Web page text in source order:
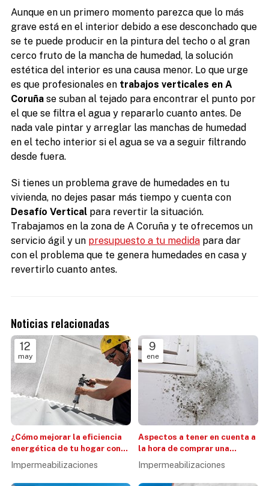
Aunque en un primero momento parezca que lo más
grave está en el interior debido a ese desconchado que
se te puede producir en la pintura del techo o al gran
cerco fruto de la mancha de humedad, la solución
estética del interior es una causa menor. Lo que urge
es que profesionales en trabajos verticales en A
Coruñase suban al tejado para encontrar el punto por
el que se filtra el agua y repararlo cuanto antes. De
nada vale pintar y arreglar las manchas de humedad
en el techo interior si el agua se va a seguir filtrando
desde fuera.
Si tienes un problema grave de humedades en tu
vivienda, no dejes pasar más tiempo y cuenta con
Desafío Verticalpara revertir la situación.
Trabajamos en la zona de A Coruña y te ofrecemos un
servicio ágil y un presupuesto a tu medidapara dar
con el problema que te genera humedades en casa y
revertirlo cuanto antes.
Noticias relacionadas
12
may
¿Cómo mejorar la eficiencia
energética de tu hogar con
una correcta
impermeabilización?
Impermeabilizaciones
9
ene
Aspectos a tener en cuenta a
la hora de comprar una
vivienda sin filtraciones de
agua
Impermeabilizaciones